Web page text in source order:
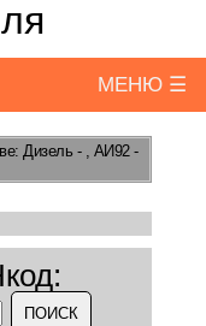
МЕНЮ ☰
Дизель - , АИ92 -